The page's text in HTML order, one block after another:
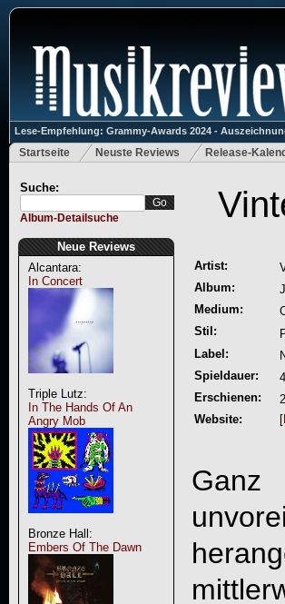
Lese-Empfehlung: Grammy-Awards 2024 -
Startseite Neuste Reviews Release-
Suche:
Album-Detailsuche
Neue Reviews
Alcantara:
In Concert
Triple Lutz:
In The Hands Of An
Angry Mob
Bronze Hall:
Embers Of The Dawn
Artist:
Album:
Medium:
Stil:
Label:
Spieldauer:
Erschienen:
Website:
[